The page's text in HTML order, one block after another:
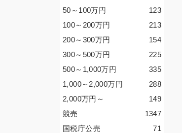
123
50～100万円
213
100～200万円
154
200～300万円
225
300～500万円
335
500～1,000万円
288
1,000～2,000万円
149
2,000万円 ～
1347
競売
71
国税庁公売